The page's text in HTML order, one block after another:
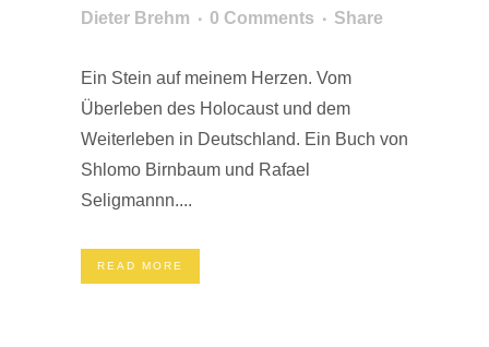
Dieter Brehm
0 Comments Share
Ein Stein auf meinem Herzen. Vom
Überleben des Holocaust und dem
Weiterleben in Deutschland. Ein Buch von
Shlomo Birnbaum und Rafael
Seligmannn....
READ MORE